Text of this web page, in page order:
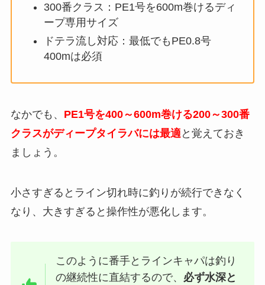
300番クラス：PE1号を600m巻けるディ
ープ専用サイズ
ドテラ流し対応：最低でもPE0.8号
400mは必須
なかでも、 PE1号を400～600m巻ける200～300番
クラスがディープタイラバには最適 と覚えておき
ましょう。
小さすぎるとライン切れ時に釣りが続行できなく
なり、大きすぎると操作性が悪化します。
このように番手とラインキャパは釣り
の継続性に直結するので、 必ず水深と